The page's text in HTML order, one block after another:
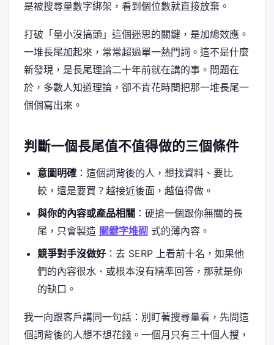
是被搜尋量數字綁架，看到個位數就直接放棄。
打破「量小沒搞頭」這個迷思的關鍵，是加總效應。
一堆長尾加起來，常常超過單一熱門詞。這不是什麼
新發現，是長尾理論二十年前就在講的事。問題在
於，多數人知道理論，卻不肯花時間把那一堆長尾一
個個寫出來。
判斷一個長尾值不值得做的三個條件
意圖明確：這個詞背後的人，想找資料、要比
較，還是要買？越接近後面，越值得做。
與你的內容或產品相關：硬搶一個跟你無關的長
尾，只會製造 關鍵字堆砌式的薄內容。
競爭對手沒做好：去 SERP 上看前十名，如果他
們的內容很水、或根本沒有精準回答，那就是你
的缺口。
我一向跟客戶講同一句話：別盯著搜尋量看，先問這
個詞背後的人想不想花錢。一個月只有三十個人搜，